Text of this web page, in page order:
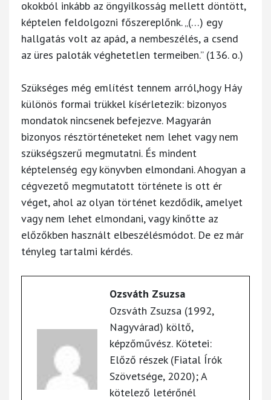
okokból inkább az öngyilkosság mellett döntött,
képtelen feldolgozni főszereplőnk. „(…) egy
hallgatás volt az apád, a nembeszélés, a csend
az üres paloták véghetetlen termeiben.” (136. o.)
Szükséges még említést tennem arról,hogy Háy
különös formai trükkel kísérletezik: bizonyos
mondatok nincsenek befejezve. Magyarán
bizonyos résztörténeteket nem lehet vagy nem
szükségszerű megmutatni. És mindent
képtelenség egy könyvben elmondani. Ahogyan a
cégvezető megmutatott története is ott ér
véget, ahol az olyan történet kezdődik, amelyet
vagy nem lehet elmondani, vagy kinőtte az
előzőkben használt elbeszélésmódot. De ez már
tényleg tartalmi kérdés.
Ozsváth Zsuzsa
Ozsváth Zsuzsa (1992,
Nagyvárad) költő,
képzőművész. Kötetei:
Előző részek (Fiatal Írók
Szövetsége, 2020); A
kötelező letérőnél